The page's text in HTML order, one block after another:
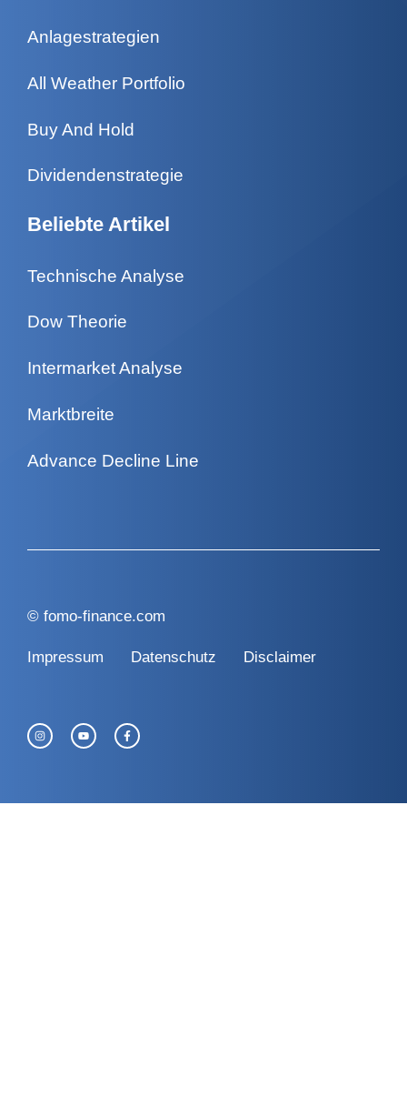
Anlagestrategien
All Weather Portfolio
Buy And Hold
Dividendenstrategie
Beliebte Artikel
Technische Analyse
Dow Theorie
Intermarket Analyse
Marktbreite
Advance Decline Line
© fomo-finance.com
Impressum Datenschutz Disclaimer